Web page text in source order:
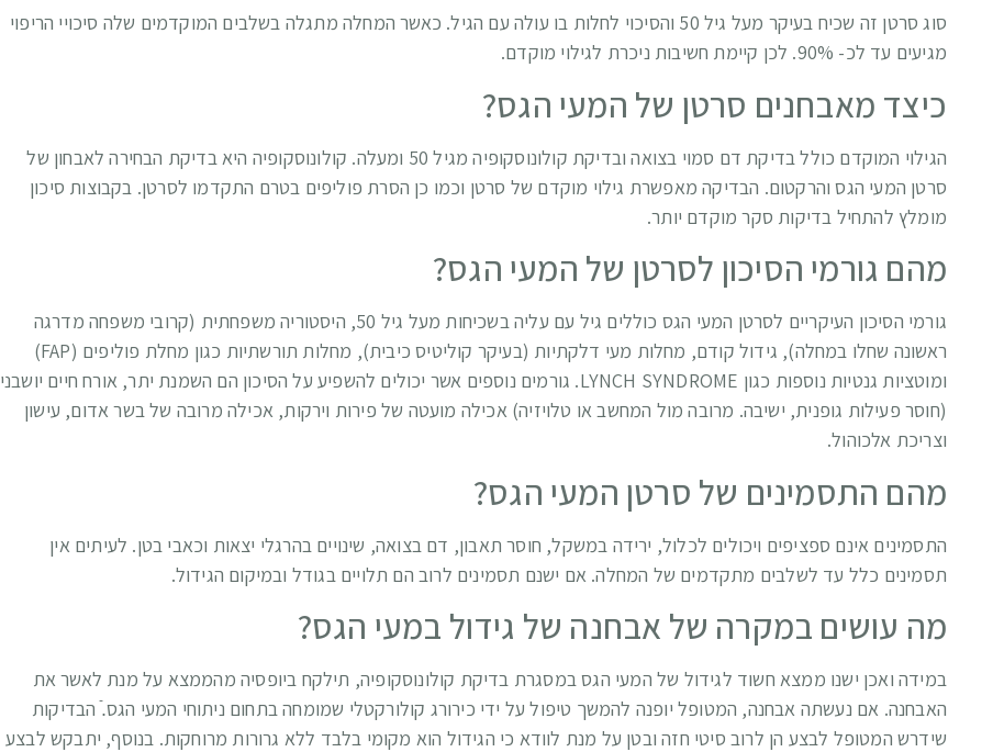
סוג סרטן זה שכיח בעיקר מעל גיל 50 והסיכוי לחלות בו עולה עם הגיל. כאשר המחלה מתגלה בשלבים המוקדמים שלה סיכויי הריפוי
מגיעים עד לכ- 90%. לכן קיימת חשיבות ניכרת לגילוי מוקדם.
כיצד מאבחנים סרטן של המעי הגס?
הגילוי המוקדם כולל בדיקת דם סמוי בצואה ובדיקת קולונוסקופיה מגיל 50 ומעלה. קולונוסקופיה היא בדיקת הבחירה לאבחון של
סרטן המעי הגס והרקטום. הבדיקה מאפשרת גילוי מוקדם של סרטן וכמו כן הסרת פוליפים בטרם התקדמו לסרטן. בקבוצות סיכון
מומלץ להתחיל בדיקות סקר מוקדם יותר.
מהם גורמי הסיכון לסרטן של המעי הגס?
גורמי הסיכון העיקריים לסרטן המעי הגס כוללים גיל עם עליה בשכיחות מעל גיל 50, היסטוריה משפחתית (קרובי משפחה מדרגה
ראשונה שחלו במחלה), גידול קודם, מחלות מעי דלקתיות (בעיקר קוליטיס כיבית), מחלות תורשתיות כגון מחלת פוליפים (FAP)
ומוטציות גנטיות נוספות כגון LYNCH SYNDROME. גורמים נוספים אשר יכולים להשפיע על הסיכון הם השמנת יתר, אורח חיים יושבני
(חוסר פעילות גופנית, ישיבה. מרובה מול המחשב או טלויזיה) אכילה מועטה של פירות וירקות, אכילה מרובה של בשר אדום, עישון
וצריכת אלכוהול.
מהם התסמינים של סרטן המעי הגס?
התסמינים אינם ספציפים ויכולים לכלול, ירידה במשקל, חוסר תאבון, דם בצואה, שינויים בהרגלי יצאות וכאבי בטן. לעיתים אין
תסמינים כלל עד לשלבים מתקדמים של המחלה. אם ישנם תסמינים לרוב הם תלויים בגודל ובמיקום הגידול.
מה עושים במקרה של אבחנה של גידול במעי הגס?
במידה ואכן ישנו ממצא חשוד לגידול של המעי הגס במסגרת בדיקת קולונוסקופיה, תילקח ביופסיה מהממצא על מנת לאשר את
האבחנה. אם נעשתה אבחנה, המטופל יופנה להמשך טיפול על ידי כירורג קולורקטלי שמומחה בתחום ניתוחי המעי הגס.ֿ הבדיקות
שידרש המטופל לבצע הן לרוב סיטי חזה ובטן על מנת לוודא כי הגידול הוא מקומי בלבד ללא גרורות מרוחקות. בנוסף, יתבקש לבצע